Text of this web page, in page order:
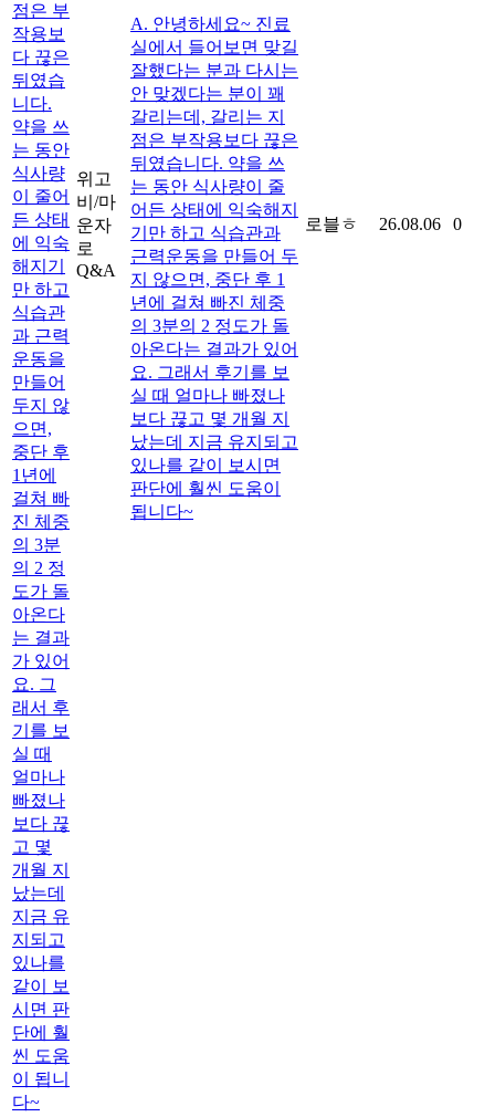
점은 부
작용보
다 끊은
뒤였습
니다.
약을 쓰
는 동안
식사량
이 줄어
든 상태
에 익숙
해지기
만 하고
식습관
과 근력
운동을
만들어
두지 않
으면,
중단 후
1년에
걸쳐 빠
진 체중
의 3분
의 2 정
도가 돌
아온다
는 결과
가 있어
요. 그
래서 후
기를 보
실 때
얼마나
빠졌나
보다 끊
고 몇
개월 지
났는데
지금 유
지되고
있나를
같이 보
시면 판
단에 훨
씬 도움
이 됩니
다~
위고
비/마
운자
로
Q&A
A. 안녕하세요~ 진료
실에서 들어보면 맞길
잘했다는 분과 다시는
안 맞겠다는 분이 꽤
갈리는데, 갈리는 지
점은 부작용보다 끊은
뒤였습니다. 약을 쓰
는 동안 식사량이 줄
어든 상태에 익숙해지
기만 하고 식습관과
근력운동을 만들어 두
지 않으면, 중단 후 1
년에 걸쳐 빠진 체중
의 3분의 2 정도가 돌
아온다는 결과가 있어
요. 그래서 후기를 보
실 때 얼마나 빠졌나
보다 끊고 몇 개월 지
났는데 지금 유지되고
있나를 같이 보시면
판단에 훨씬 도움이
됩니다~
로블ㅎ 26.08.06 0